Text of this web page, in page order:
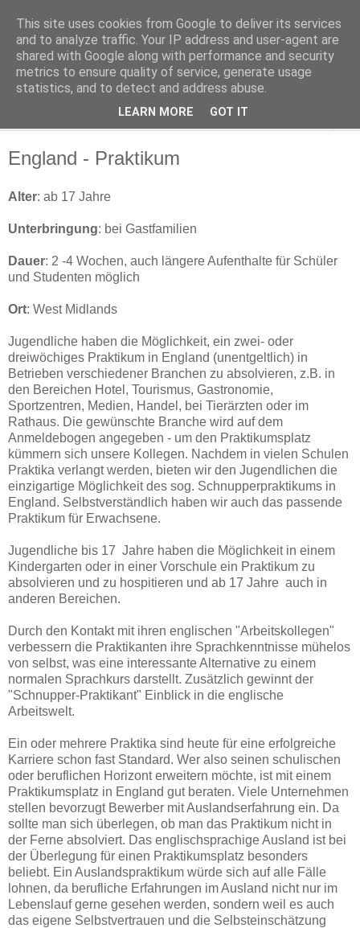
Terre des Langues
Sprachreisen, Auslandspraktika und Schuljahresaufenthalte
England - Praktikum
Alter: ab 17 Jahre
Unterbringung: bei Gastfamilien
Dauer: 2 -4 Wochen, auch längere Aufenthalte für Schüler
und Studenten möglich
Ort: West Midlands
Jugendliche haben die Möglichkeit, ein zwei- oder
dreiwöchiges Praktikum in England (unentgeltlich) in
Betrieben verschiedener Branchen zu absolvieren, z.B. in
den Bereichen Hotel, Tourismus, Gastronomie,
Sportzentren, Medien, Handel, bei Tierärzten oder im
Rathaus. Die gewünschte Branche wird auf dem
Anmeldebogen angegeben - um den Praktikumsplatz
kümmern sich unsere Kollegen. Nachdem in vielen Schulen
Praktika verlangt werden, bieten wir den Jugendlichen die
einzigartige Möglichkeit des sog. Schnupperpraktikums in
England. Selbstverständlich haben wir auch das passende
Praktikum für Erwachsene.
Jugendliche bis 17 Jahre haben die Möglichkeit in einem
Kindergarten oder in einer Vorschule ein Praktikum zu
absolvieren und zu hospitieren und ab 17 Jahre auch in
anderen Bereichen.
Durch den Kontakt mit ihren englischen "Arbeitskollegen"
verbessern die Praktikanten ihre Sprachkenntnisse mühelos
von selbst, was eine interessante Alternative zu einem
normalen Sprachkurs darstellt. Zusätzlich gewinnt der
"Schnupper-Praktikant" Einblick in die englische
Arbeitswelt.
Ein oder mehrere Praktika sind heute für eine erfolgreiche
Karriere schon fast Standard. Wer also seinen schulischen
oder beruflichen Horizont erweitern möchte, ist mit einem
Praktikumsplatz in England gut beraten. Viele Unternehmen
stellen bevorzugt Bewerber mit Auslandserfahrung ein. Da
sollte man sich überlegen, ob man das Praktikum nicht in
der Ferne absolviert. Das englischsprachige Ausland ist bei
der Überlegung für einen Praktikumsplatz besonders
beliebt. Ein Auslandspraktikum würde sich auf alle Fälle
lohnen, da berufliche Erfahrungen im Ausland nicht nur im
Lebenslauf gerne gesehen werden, sondern weil es auch
das eigene Selbstvertrauen und die Selbsteinschätzung
This site uses cookies from Google to deliver its services
and to analyze traffic. Your IP address and user-agent are
shared with Google along with performance and security
metrics to ensure quality of service, generate usage
statistics, and to detect and address abuse.
LEARN MORE GOT IT